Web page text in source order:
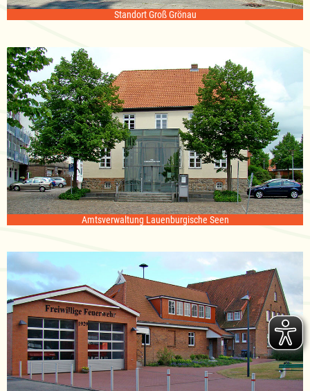
Standort Groß Grönau
Amtsverwaltung Lauenburgische Seen